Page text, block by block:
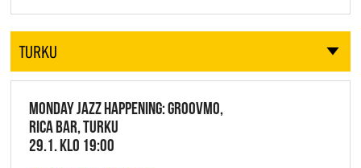
TURKU
MONDAY JAZZ HAPPENING: GROOVMO,
RICA BAR, TURKU
29.1. KLO 19:00